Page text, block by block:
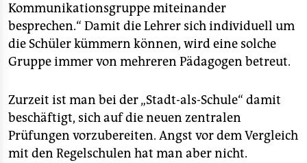
Kommunikationsgruppe miteinander
besprechen.“ Damit die Lehrer sich individuell um
die Schüler kümmern können, wird eine solche
Gruppe immer von mehreren Pädagogen betreut.
Zurzeit ist man bei der „Stadt-als-Schule“ damit
beschäftigt, sich auf die neuen zentralen
Prüfungen vorzubereiten. Angst vor dem Vergleich
mit den Regelschulen hat man aber nicht.